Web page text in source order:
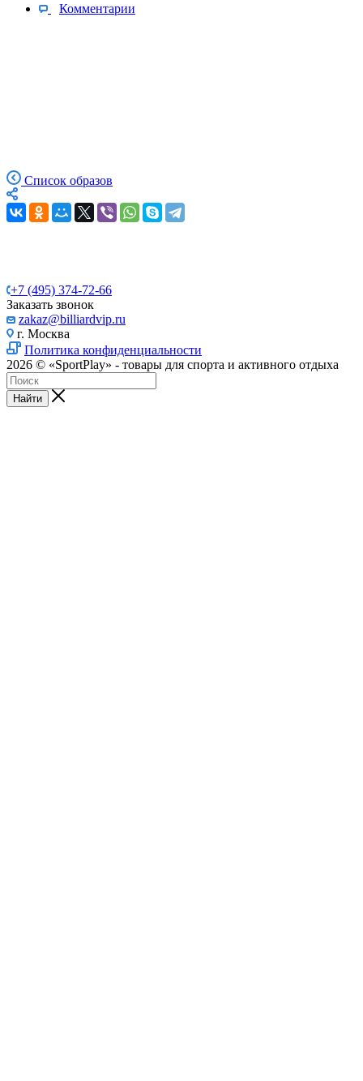
Комментарии
Список образов
+7 (495) 374-72-66
Заказать звонок
zakaz@billiardvip.ru
г. Москва
Политика конфиденциальности
2026 © «SportPlay» - товары для спорта и активного отдыха
Найти